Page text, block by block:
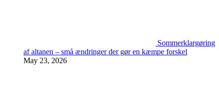
Sommerklargøring
af altanen – små ændringer der gør en kæmpe forskel
May 23, 2026